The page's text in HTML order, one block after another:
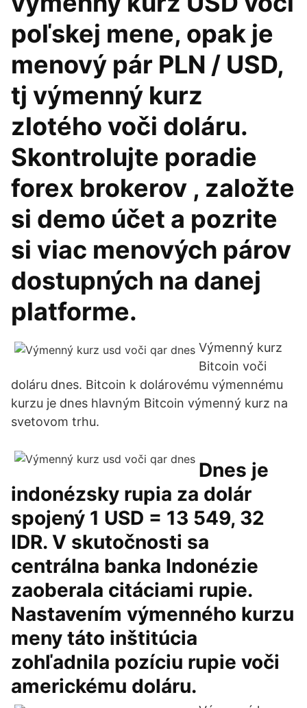
poľskej mene, opak je
menový pár PLN / USD,
tj výmenný kurz
zlotého voči doláru.
Skontrolujte poradie
forex brokerov , založte
si demo účet a pozrite
si viac menových párov
dostupných na danej
platforme.
Výmenný kurz
Bitcoin voči
doláru dnes. Bitcoin k dolárovému výmennému
kurzu je dnes hlavným Bitcoin výmenný kurz na
svetovom trhu.
Dnes je
indonézsky rupia za dolár
spojený 1 USD = 13 549, 32
IDR. V skutočnosti sa
centrálna banka Indonézie
zaoberala citáciami rupie.
Nastavením výmenného kurzu
meny táto inštitúcia
zohľadnila pozíciu rupie voči
americkému doláru.